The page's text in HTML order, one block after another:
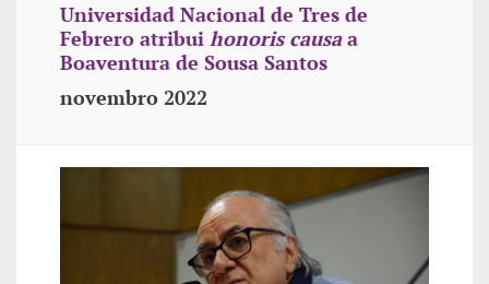
Universidad Nacional de Tres de
Febrero atribui honoris causaa
Boaventura de Sousa Santos
novembro 2022